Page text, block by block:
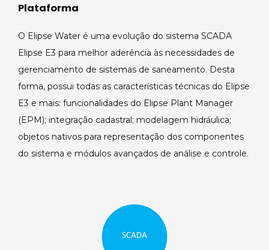
Plataforma
O Elipse Water é uma evolução do sistema SCADA
Elipse E3 para melhor aderência às necessidades de
gerenciamento de sistemas de saneamento. Desta
forma, possui todas as características técnicas do Elipse
E3 e mais: funcionalidades do Elipse Plant Manager
(EPM); integração cadastral; modelagem hidráulica;
objetos nativos para representação dos componentes
do sistema e módulos avançados de análise e controle.